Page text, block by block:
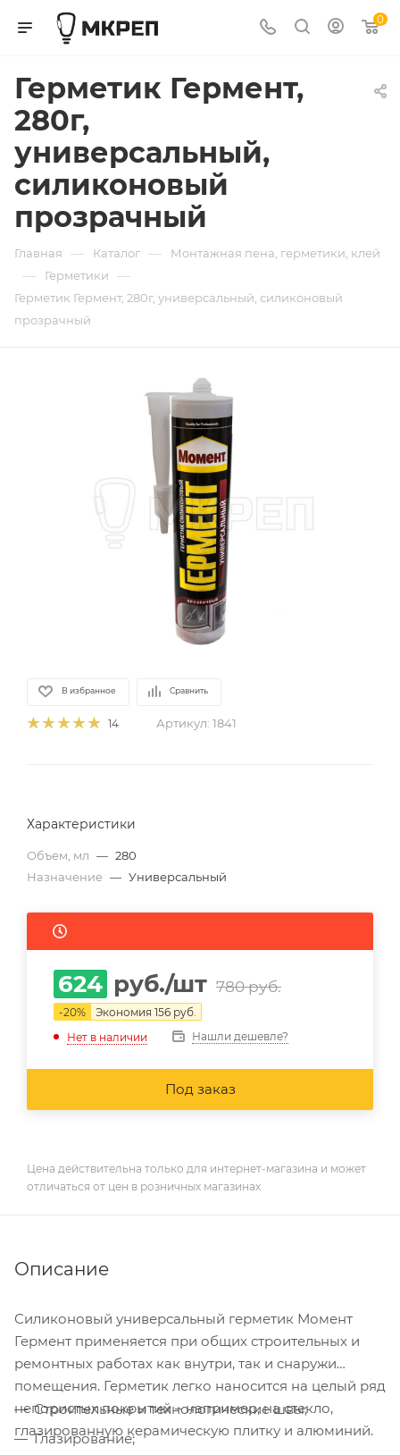
0
Герметик Гермент,
280г,
универсальный,
силиконовый
прозрачный
Главная — Каталог — Монтажная пена, герметики, клей
— Герметики —
Герметик Гермент, 280г, универсальный, силиконовый
прозрачный
В избранное Сравнить
14 Артикул: 1841
Характеристики
Объем, мл — 280
Назначение — Универсальный
624 руб./шт 780руб.
-20% Экономия 156 руб.
Нет в наличии
Нашли дешевле?
Под заказ
Цена действительна только для интернет-магазина и может
отличаться от цен в розничных магазинах
Описание
Силиконовый универсальный герметик Момент
Гермент применяется при общих строительных и
ремонтных работах как внутри, так и снаружи
помещения. Герметик легко наносится на целый ряд
непористых покрытий – например, на стекло,
глазированную керамическую плитку и алюминий.
Строительные и технологические швы;
Глазирование;